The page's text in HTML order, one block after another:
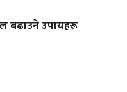
बढाउने उपायहरू